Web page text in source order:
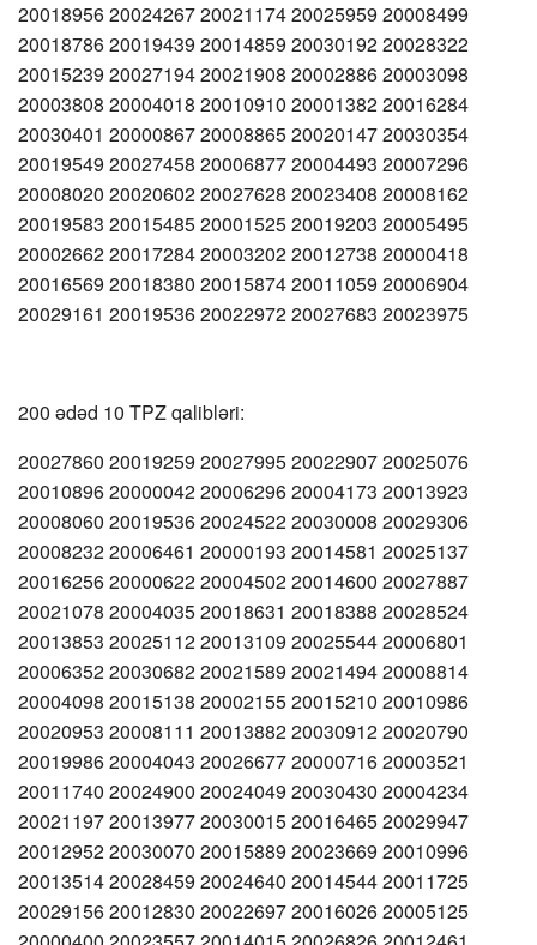
20018956 20024267 20021174 20025959 20008499
20018786 20019439 20014859 20030192 20028322
20015239 20027194 20021908 20002886 20003098
20003808 20004018 20010910 20001382 20016284
20030401 20000867 20008865 20020147 20030354
20019549 20027458 20006877 20004493 20007296
20008020 20020602 20027628 20023408 20008162
20019583 20015485 20001525 20019203 20005495
20002662 20017284 20003202 20012738 20000418
20016569 20018380 20015874 20011059 20006904
20029161 20019536 20022972 20027683 20023975
200 ədəd 10 TPZ qalibləri:
20027860 20019259 20027995 20022907 20025076
20010896 20000042 20006296 20004173 20013923
20008060 20019536 20024522 20030008 20029306
20008232 20006461 20000193 20014581 20025137
20016256 20000622 20004502 20014600 20027887
20021078 20004035 20018631 20018388 20028524
20013853 20025112 20013109 20025544 20006801
20006352 20030682 20021589 20021494 20008814
20004098 20015138 20002155 20015210 20010986
20020953 20008111 20013882 20030912 20020790
20019986 20004043 20026677 20000716 20003521
20011740 20024900 20024049 20030430 20004234
20021197 20013977 20030015 20016465 20029947
20012952 20030070 20015889 20023669 20010996
20013514 20028459 20024640 20014544 20011725
20029156 20012830 20022697 20016026 20005125